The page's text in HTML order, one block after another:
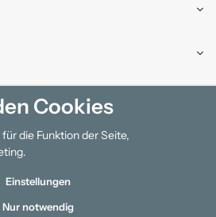
Cookies
die Funktion der Seite,
Einstellungen
Nur notwendig